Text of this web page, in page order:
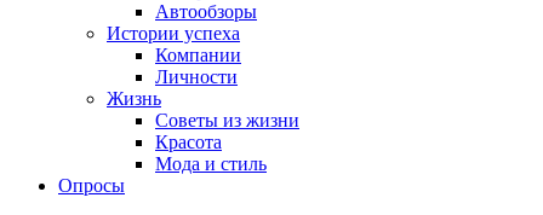
Автообзоры
Истории успеха
Компании
Личности
Жизнь
Советы из жизни
Красота
Мода и стиль
Опросы